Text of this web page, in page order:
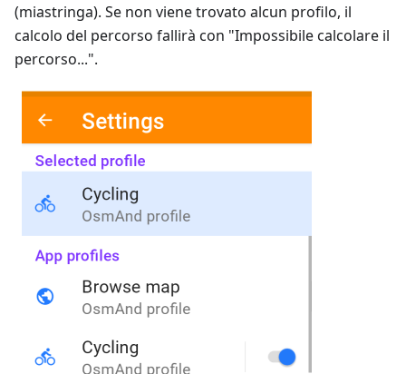
(miastringa). Se non viene trovato alcun profilo, il
calcolo del percorso fallirà con "Impossibile calcolare il
percorso...".